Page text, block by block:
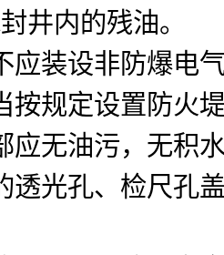
井内的残油。
应装设非防爆电
按规定设置防火
应无油污，无积
透光孔、检尺孔